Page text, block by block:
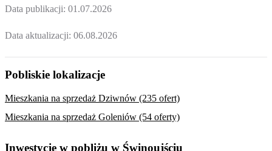
Data publikacji: 01.07.2026
Data aktualizacji: 06.08.2026
Pobliskie lokalizacje
Mieszkania na sprzedaż Dziwnów (235 ofert)
Mieszkania na sprzedaż Goleniów (54 oferty)
Inwestycje w pobliżu w Świnoujściu